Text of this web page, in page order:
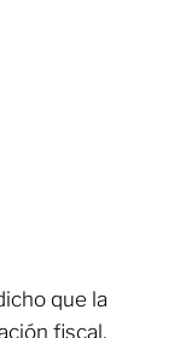
que la
fiscal,